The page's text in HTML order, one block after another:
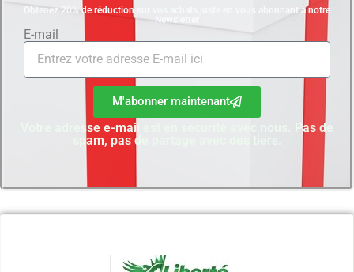
Obtenez 20% de réduction sur vos achats juste en vous abonnant à notre
Newsletter
E-mail
M'abonner maintenant
Votre adresse e-mail est en sécurité avec nous. Pas de
spam, pas de partage avec des tiers.